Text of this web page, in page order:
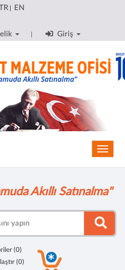
| EN
Giriş
Akıllı Satınalma"
(0)
(0)